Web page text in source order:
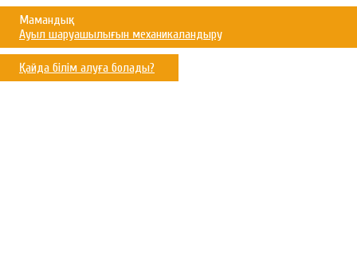
Мамандық:
Ауыл шаруашылығын механикаландыру
Қайда білім алуға болады?